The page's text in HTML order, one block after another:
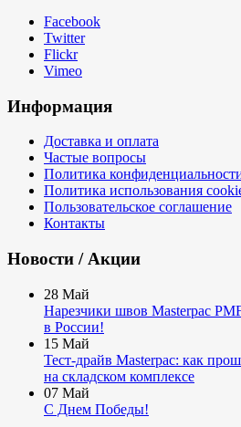
Facebook
Twitter
Flickr
Vimeo
Информация
Доставка и оплата
Частые вопросы
Политика
Политика использования
Пользовательское соглашение
Контакты
Новости / Акции
28 Май
Нарезчики швов Masterpac
в России!
15 Май
Тест-драйв Masterpac: как
на складском комплексе
07 Май
С Днем Победы!